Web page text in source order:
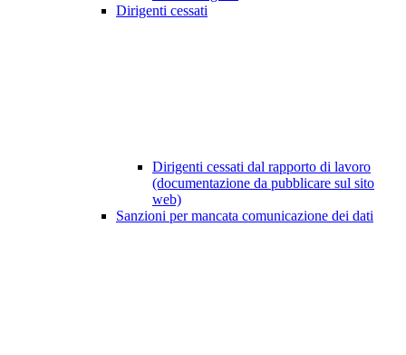
Dirigenti cessati
Dirigenti cessati dal rapporto di lavoro
(documentazione da pubblicare sul sito
web)
Sanzioni per mancata comunicazione dei dati